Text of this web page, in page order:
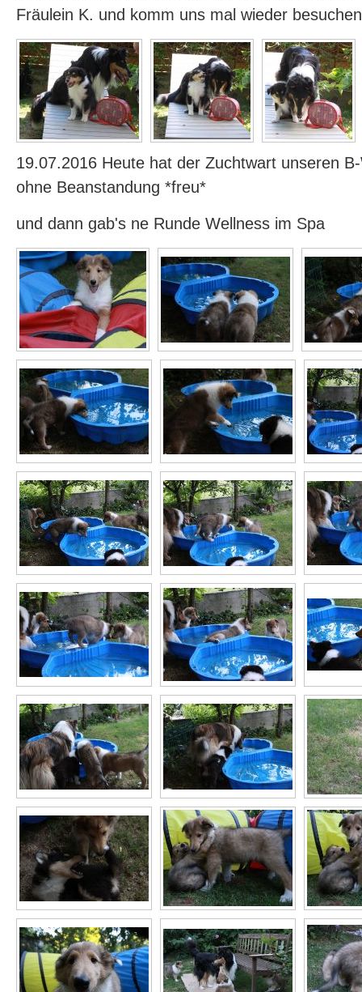
Fräulein K. und komm uns mal wieder
19.07.2016 Heute hat der Zuchtwart unseren
ohne Beanstandung *freu*
und dann gab's ne Runde Wellness im Spa